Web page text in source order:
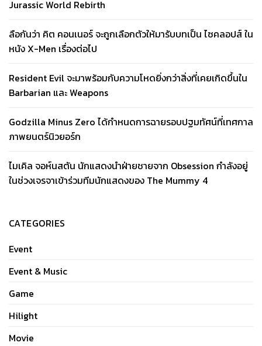
Jurassic World Rebirth
ลือกันว่า คิต คอนเนอร์ จะถูกเลือกตัวให้มารับบทเป็น ไซคลอปส์ ใน
หนัง X-Men เรื่องต่อไป
Resident Evil จะมาพร้อมกับความโหดยิ่งกว่าสิ่งที่เคยเกิดขึ้นใน
Barbarian และ Weapons
Godzilla Minus Zero ได้กำหนดการฉายรอบปฐมทัศน์ที่เทศกาล
ภาพยนตร์นิวยอร์ก
ไมเคิล จอห์นสตัน นักแสดงนำฝ่ายชายจาก Obsession กำลังอยู่
ในช่วงเจรจาเข้าร่วมทีมนักแสดงของ The Mummy 4
CATEGORIES
Event
Event & Music
Game
Hilight
Movie